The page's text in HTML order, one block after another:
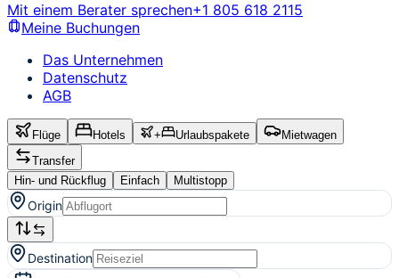
Mit einem Berater sprechen+1 805 618 2115
Meine Buchungen
Das Unternehmen
Datenschutz
AGB
Flüge Hotels + Urlaubspakete
Mietwagen
Transfer
Hin- und Rückflug
Einfach Multistopp
Origin
Destination